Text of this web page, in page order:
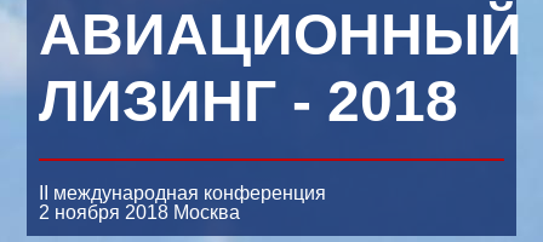
АВИАЦИОННЫЙ
ЛИЗИНГ - 2018
II международная конференция
2 ноября 2018 Москва